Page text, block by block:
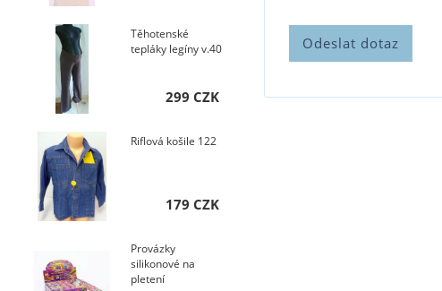
Těhotenské
tepláky legíny v.40
299 CZK
Riflová košile 122
179 CZK
Provázky
silikonové na
pletení